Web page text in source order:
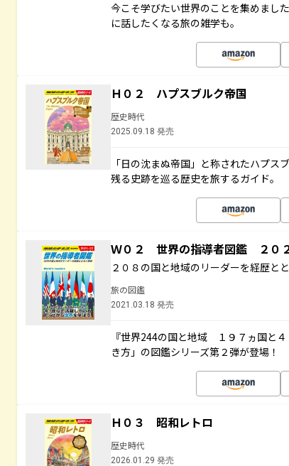
今こそ学びたい世界のことを集めまし
に話したくなる旅の雑学も。
Ｈ０２ ハプスブルク帝国
歴史時代
2025.09.18 発売
「日の沈まぬ帝国」と称されたハプ
残る史跡を巡る歴史を旅するガイド。
Ｗ０２ 世界の指導者図鑑 ２０
２０８の国と地域のリーダーを経歴と
旅の図鑑
2021.03.18 発売
『世界244の国と地域 １９７ヵ国と
き方」の図鑑シリーズ第２弾が登場！
Ｈ０３ 昭和レトロ
歴史時代
2026.01.29 発売